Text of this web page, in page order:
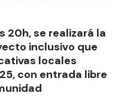
20h, se realizará la
inclusivo que
locales
con entrada libre